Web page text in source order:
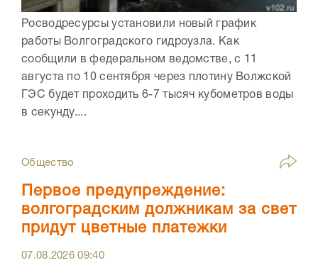
Росводресурсы установили новый график
работы Волгоградского гидроузла. Как
сообщили в федеральном ведомстве, с 11
августа по 10 сентября через плотину Волжской
ГЭС будет проходить 6-7 тысяч кубометров воды
в секунду....
Общество
Первое предупреждение:
волгоградским должникам за свет
придут цветные платежки
07.08.202609:40